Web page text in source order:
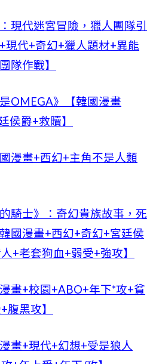
現代迷宮冒險，獵人團隊引
現代+奇幻+獵人題材+異能
隊作戰】
OMEGA》【韓國漫畫
侯爵+救贖】
漫畫+西幻+主角不是人類
騎士》：奇幻貴族故事，死
國漫畫+西幻+奇幻+宮廷侯
+老套狗血+弱受+強攻】
畫+校園+ABO+年下*攻+貧
腹黑攻】
畫+現代+幻想+受是狼人